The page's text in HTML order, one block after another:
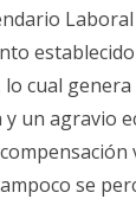
cual
un agravio
se